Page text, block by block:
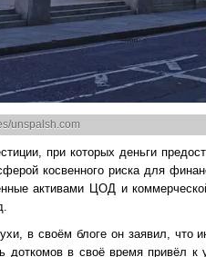
unspalsh.com
при которых деньги
косвенного риска для
активами ЦОД и
в своём блоге он заявил,
доткомов в своё время привёл